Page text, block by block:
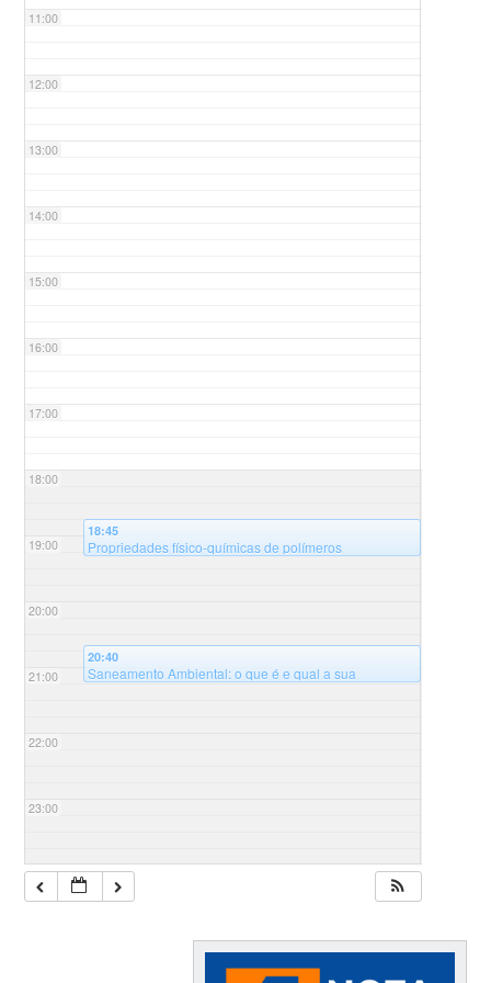
11:00
12:00
13:00
14:00
15:00
16:00
17:00
18:00
19:00
20:00
21:00
22:00
23:00
18:45
Propriedades físico-químicas de polímeros
20:40
Saneamento Ambiental: o que é e qual a sua